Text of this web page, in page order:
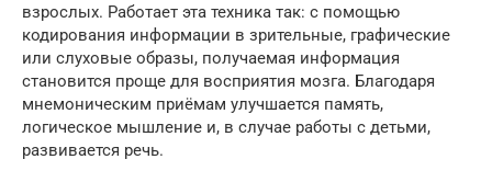
взрослых. Работает эта техника так: с помощью
кодирования информации в зрительные, графические
или слуховые образы, получаемая информация
становится проще для восприятия мозга. Благодаря
мнемоническим приёмам улучшается память,
логическое мышление и, в случае работы с детьми,
развивается речь.